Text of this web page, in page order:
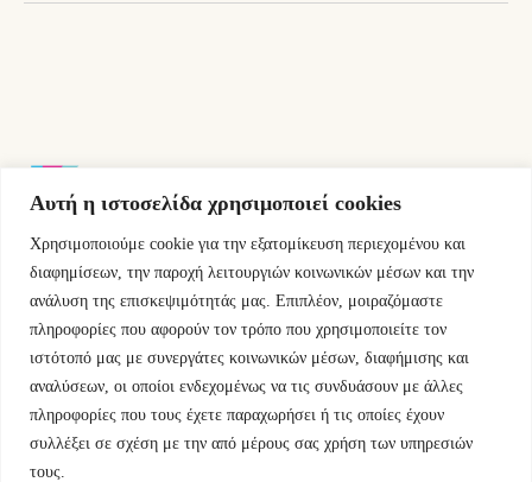
Αυτή η ιστοσελίδα χρησιμοποιεί cookies
Χρησιμοποιούμε cookie για την εξατομίκευση περιεχομένου και
διαφημίσεων, την παροχή λειτουργιών κοινωνικών μέσων και την
ανάλυση της επισκεψιμότητάς μας. Επιπλέον, μοιραζόμαστε
πληροφορίες που αφορούν τον τρόπο που χρησιμοποιείτε τον
ιστότοπό μας με συνεργάτες κοινωνικών μέσων, διαφήμισης και
αναλύσεων, οι οποίοι ενδεχομένως να τις συνδυάσουν με άλλες
πληροφορίες που τους έχετε παραχωρήσει ή τις οποίες έχουν
συλλέξει σε σχέση με την από μέρους σας χρήση των υπηρεσιών
τους.
Εμμ.Μπενάκη 76 10681 Αθήνα Ελλάδα.
+30.2110084023
info@kyfantabooks.gr
Βρείτε μας